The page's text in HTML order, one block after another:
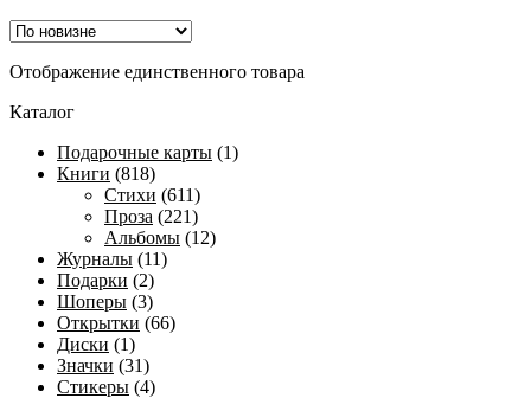
Отображение единственного товара
Каталог
Подарочные карты (1)
Книги (818)
Стихи (611)
Проза (221)
Альбомы (12)
Журналы (11)
Подарки (2)
Шоперы (3)
Открытки (66)
Диски (1)
Значки (31)
Стикеры (4)